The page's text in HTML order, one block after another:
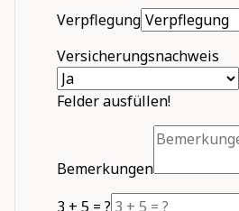
Verpflegung
Versicherungsnachweis
Felder ausfüllen!
Bemerkungen
3 + 5 = ?